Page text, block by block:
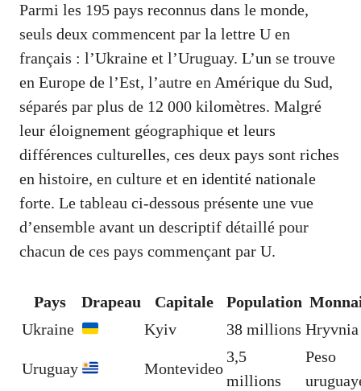
Parmi les 195 pays reconnus dans le monde,
seuls deux commencent par la lettre U en
français : l’Ukraine et l’Uruguay. L’un se trouve
en Europe de l’Est, l’autre en Amérique du Sud,
séparés par plus de 12 000 kilomètres. Malgré
leur éloignement géographique et leurs
différences culturelles, ces deux pays sont riches
en histoire, en culture et en identité nationale
forte. Le tableau ci-dessous présente une vue
d’ensemble avant un descriptif détaillé pour
chacun de ces pays commençant par U.
Pays Drapeau Capitale Population
Ukraine
Kyiv 38 millions Hryvnia
Uruguay Montevideo
3,5
millions
Peso